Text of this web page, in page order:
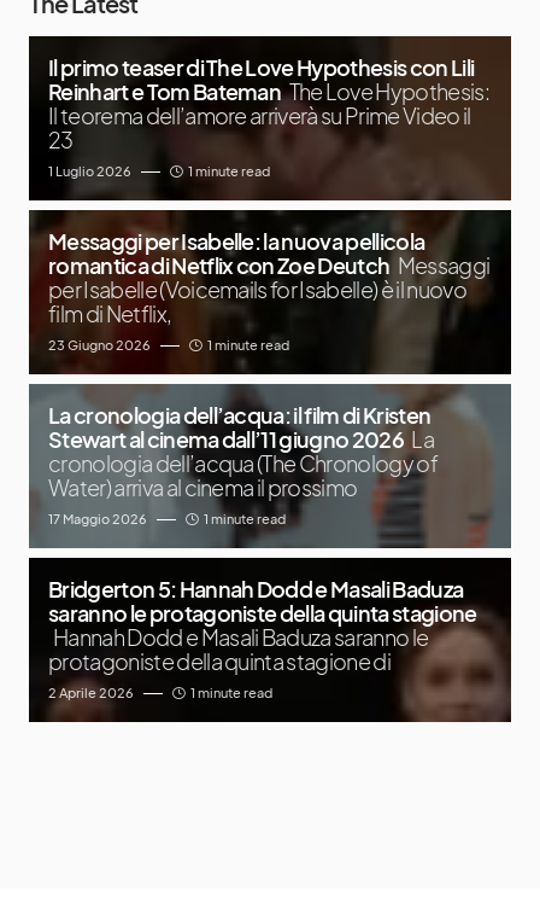
Il primo teaser di The Love Hypothesis con Lili
Reinhart e Tom Bateman The Love Hypothesis:
Il teorema dell’amore arriverà su Prime Video il
23
1 Luglio 2026 1 minute read
Messaggi per Isabelle: la nuova pellicola
romantica di Netflix con Zoe Deutch Messaggi
per Isabelle (Voicemails for Isabelle) è il nuovo
film di Netflix,
23 Giugno 2026 1 minute read
La cronologia dell’acqua: il film di Kristen
Stewart al cinema dall’11 giugno 2026 La
cronologia dell’acqua (The Chronology of
Water) arriva al cinema il prossimo
17 Maggio 2026 1 minute read
Bridgerton 5: Hannah Dodd e Masali Baduza
saranno le protagoniste della quinta stagione
Hannah Dodd e Masali Baduza saranno le
protagoniste della quinta stagione di
2 Aprile 2026 1 minute read